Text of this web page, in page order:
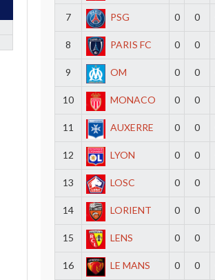
7 PSG 0 0
8 PARIS FC 0 0
9 OM 0 0
10 MONACO 0 0
11 AUXERRE 0 0
12 LYON 0 0
13 LOSC 0 0
14 LORIENT 0 0
15 LENS 0 0
16 LE MANS 0 0